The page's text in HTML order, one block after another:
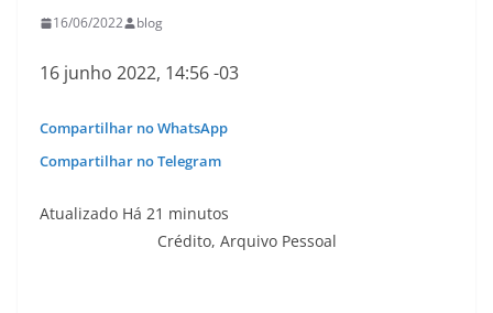
16/06/2022 blog
16 junho 2022, 14:56 -03
Compartilhar no WhatsApp
Compartilhar no Telegram
Atualizado Há 21 minutos
Crédito, Arquivo Pessoal